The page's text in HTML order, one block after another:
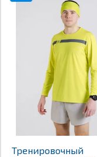
Тренировочный